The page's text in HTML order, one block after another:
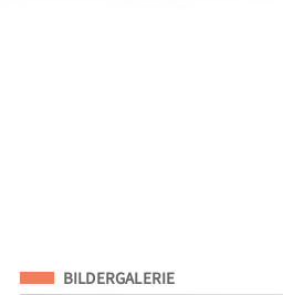
Eingeordnet unter
BILDERGALERIE